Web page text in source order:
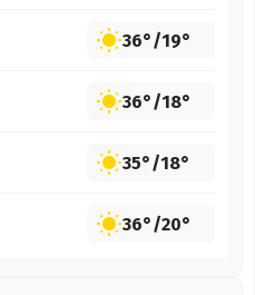
36°/19°
36°/18°
35°/18°
36°/20°